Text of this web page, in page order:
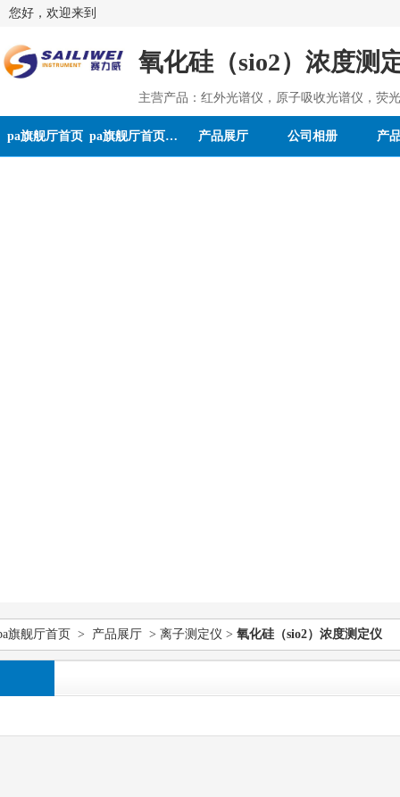
您好，欢迎来到
氧化硅（sio2）浓度测
主营产品：红外光谱仪，原子吸收光谱仪，荧
pa旗舰厅首页 pa旗舰厅首页的介绍 产品展厅 公司相册 产
旗舰厅首页 > 产品展厅 > 离子测定仪 > 氧化硅（sio2）浓度测定仪